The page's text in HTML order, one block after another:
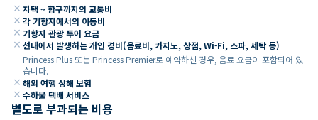
close 자택 ~ 항구까지의 교통비
close 각 기항지에서의 이동비
close 기항지 관광 투어 요금
close 선내에서 발생하는 개인 경비(음료비, 카지노, 상점, Wi-Fi, 스파, 세탁 등)
Princess Plus 또는 Princess Premier로 예약하신 경우, 음료 요금이 포함되어 있
습니다.
close 해외 여행 상해 보험
close 수하물 택배 서비스
별도로 부과되는 비용